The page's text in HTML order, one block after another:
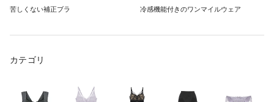
苦しくない補正ブラ 冷感機能付きのワンマイルウェア
カテゴリ